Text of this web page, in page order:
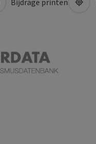
Bijdrage printen